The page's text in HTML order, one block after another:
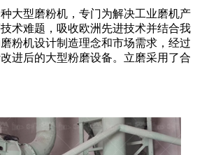
大型磨粉机，专门为解决工业磨机产
术难题，吸收欧洲先进技术并结合我
粉机设计制造理念和市场需求，经过
进后的大型粉磨设备。立磨采用了合